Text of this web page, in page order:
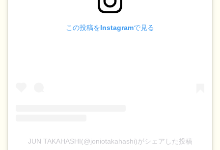
この投稿をInstagramで見る
JUN TAKAHASHI(@joniotakahashi)がシェアした投稿